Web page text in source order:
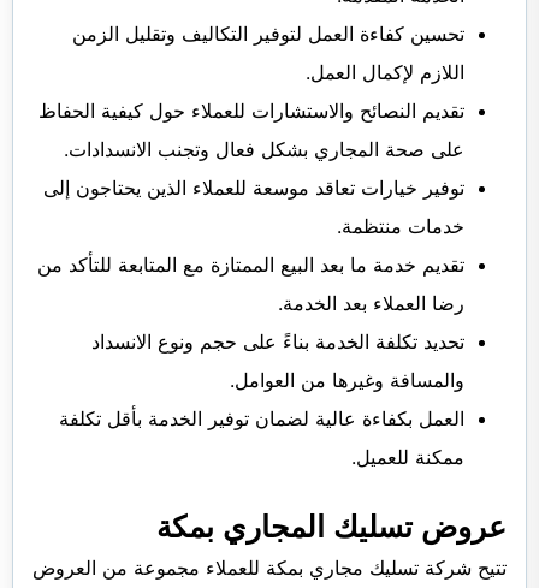
تحسين كفاءة العمل لتوفير التكاليف وتقليل الزمن
اللازم لإكمال العمل.
تقديم النصائح والاستشارات للعملاء حول كيفية الحفاظ
على صحة المجاري بشكل فعال وتجنب الانسدادات.
توفير خيارات تعاقد موسعة للعملاء الذين يحتاجون إلى
خدمات منتظمة.
تقديم خدمة ما بعد البيع الممتازة مع المتابعة للتأكد من
رضا العملاء بعد الخدمة.
تحديد تكلفة الخدمة بناءً على حجم ونوع الانسداد
والمسافة وغيرها من العوامل.
العمل بكفاءة عالية لضمان توفير الخدمة بأقل تكلفة
ممكنة للعميل.
عروض تسليك المجاري بمكة
تتيح شركة تسليك مجاري بمكة للعملاء مجموعة من العروض